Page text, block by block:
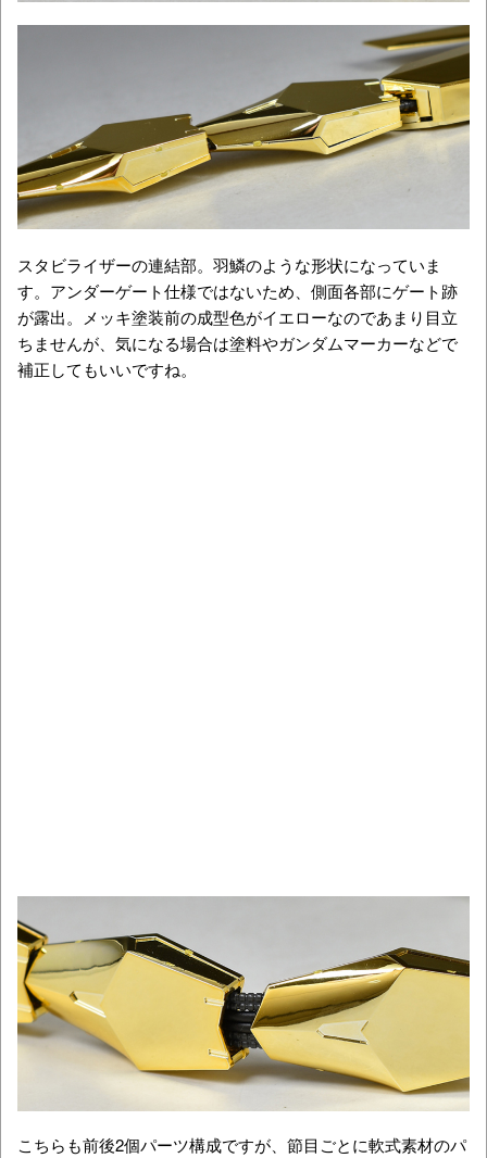
スタビライザーの連結部。羽鱗のような形状になっていま
す。アンダーゲート仕様ではないため、側面各部にゲート跡
が露出。メッキ塗装前の成型色がイエローなのであまり目立
ちませんが、気になる場合は塗料やガンダムマーカーなどで
補正してもいいですね。
こちらも前後2個パーツ構成ですが、節目ごとに軟式素材のパ